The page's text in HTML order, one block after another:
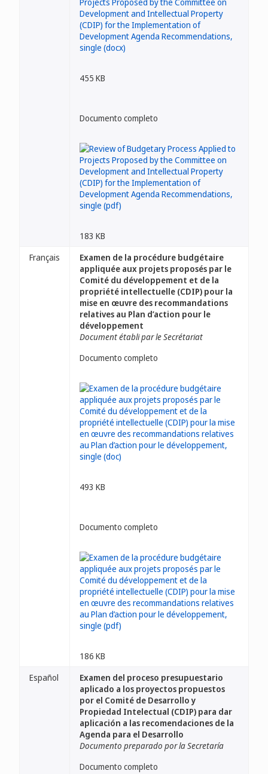
455 KB
Documento completo
183 KB
Français
Examen de la procédure budgétaire
appliquée aux projets proposés par le
Comité du développement et de la
propriété intellectuelle (CDIP) pour la
mise en œuvre des recommandations
relatives au Plan d’action pour le
développement
Document établi par le Secrétariat
Documento completo
493 KB
Documento completo
186 KB
Español
Examen del proceso presupuestario
aplicado a los proyectos propuestos
por el Comité de Desarrollo y
Propiedad Intelectual (CDIP) para dar
aplicación a las recomendaciones de la
Agenda para el Desarrollo
Documento preparado por la Secretaría
Documento completo